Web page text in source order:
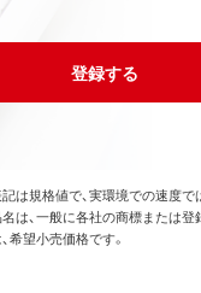
ンブル、逆コンパイル、
の他の修正を本ソフトウ
。
登録する
は規格値で、実環境での速度で
は、一般に各社の商標または登
希望小売価格です。